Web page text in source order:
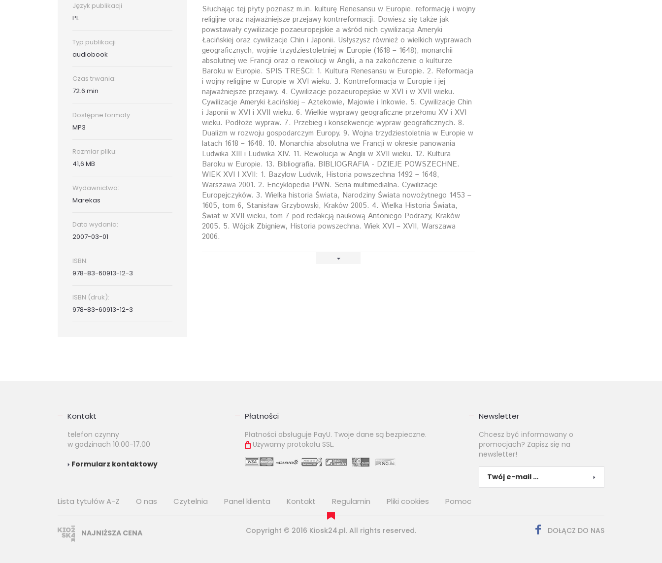
Język publikacji
PL
Typ publikacji
audiobook
Czas trwania:
72.6 min
Dostępne formaty:
MP3
Rozmiar pliku:
41,6 MB
Wydawnictwo:
Marekas
Data wydania:
2007-03-01
ISBN:
978-83-60913-12-3
ISBN (druk):
978-83-60913-12-3
Słuchając tej płyty poznasz m.in. kulturę Renesansu w Europie, reformację i wojny
religijne oraz najważniejsze przejawy kontrreformacji. Dowiesz się także jak
powstawały cywilizacje pozaeuropejskie a wśród nich cywilizacja Ameryki
Łacińskiej oraz cywilizacje Chin i Japonii. Usłyszysz również o wielkich wyprawach
geograficznych, wojnie trzydziestoletniej w Europie (1618 – 1648), monarchii
absolutnej we Francji oraz o rewolucji w Anglii, a na zakończenie o kulturze
Baroku w Europie. SPIS TREŚCI: 1. Kultura Renesansu w Europie. 2. Reformacja
i wojny religijne w Europie w XVI wieku. 3. Kontrreformacja w Europie i jej
najważniejsze przejawy. 4. Cywilizacje pozaeuropejskie w XVI i w XVII wieku.
Cywilizacje Ameryki Łacińskiej – Aztekowie, Majowie i Inkowie. 5. Cywilizacje Chin
i Japonii w XVI i XVII wieku. 6. Wielkie wyprawy geograficzne przełomu XV i XVI
wieku. Podłoże wypraw. 7. Przebieg i konsekwencje wypraw geograficznych. 8.
Dualizm w rozwoju gospodarczym Europy. 9. Wojna trzydziestoletnia w Europie w
latach 1618 – 1648. 10. Monarchia absolutna we Francji w okresie panowania
Ludwika XIII i Ludwika XIV. 11. Rewolucja w Anglii w XVII wieku. 12. Kultura
Baroku w Europie. 13. Bibliografia. BIBLIOGRAFIA - DZIEJE POWSZECHNE.
WIEK XVI I XVII: 1. Bazylow Ludwik, Historia powszechna 1492 – 1648,
Warszawa 2001. 2. Encyklopedia PWN. Seria multimedialna. Cywilizacje
Europejczyków. 3. Wielka historia Świata, Narodziny Świata nowożytnego 1453 –
1605, tom 6, Stanisław Grzybowski, Kraków 2005. 4. Wielka Historia Świata,
Świat w XVII wieku, tom 7 pod redakcją naukową Antoniego Podrazy, Kraków
2005. 5. Wójcik Zbigniew, Historia powszechna. Wiek XVI – XVII, Warszawa
2006.
Kontakt
telefon czynny
w godzinach 10.00-17.00
Formularz kontaktowy
Płatności
Płatności obsługuje PayU. Twoje dane są bezpieczne.
Używamy protokołu SSL.
Newsletter
Chcesz być informowany o
promocjach? Zapisz się na
newsletter!
Lista tytułów A-Z O nas Czytelnia Panel klienta Kontakt Regulamin Pliki cookies Pomoc
NAJNIŻSZA CENA Copyright © 2016 Kiosk24.pl. All rights reserved. DOŁĄCZ DO NAS